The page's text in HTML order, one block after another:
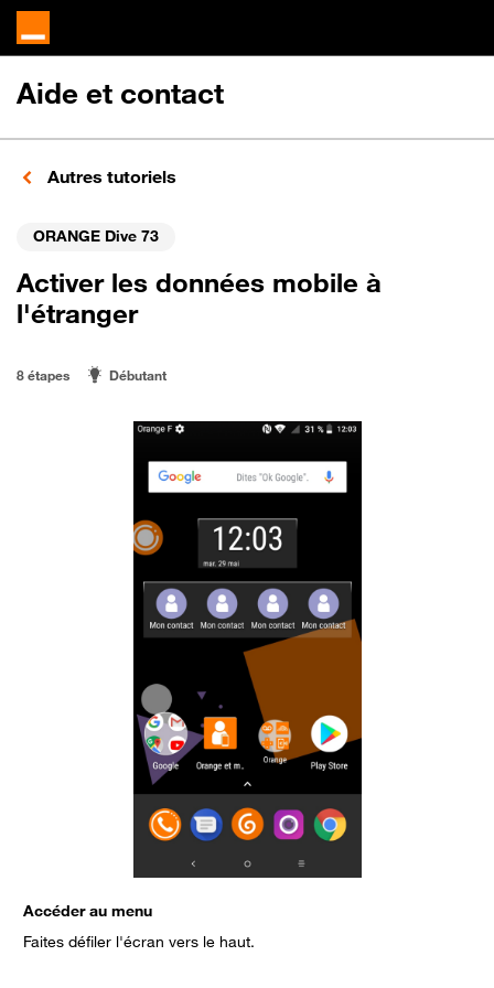
Aide et contact
Autres tutoriels
ORANGE Dive 73
Activer les données mobile à
l'étranger
8 étapes Débutant
Accéder au menu
Faites défiler l'écran vers le haut.